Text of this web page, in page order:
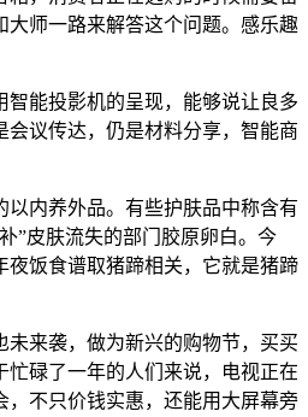
大师一路来解答这个问题。感乐趣
能投影机的呈现，能够说让良多
会议传达，仍是材料分享，智能商
内养外品。有些护肤品中称含有
”皮肤流失的部门胶原卵白。今
夜饭食谱取猪蹄相关，它就是猪蹄
来袭，做为新兴的购物节，买买
忙碌了一年的人们来说，电视正在
，不只价钱实惠，还能用大屏幕旁